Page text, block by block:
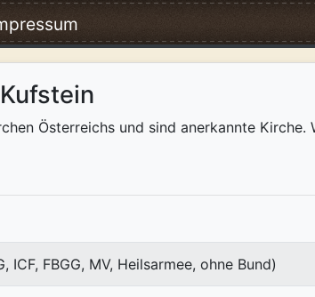
Österreichs und sind anerkannte
ICF, FBGG, MV, Heilsarmee, ohne Bund)